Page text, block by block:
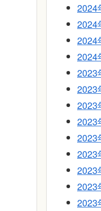
2024
2024
2024
2024
2023
2023
2023
2023
2023
2023
2023
2023
2023